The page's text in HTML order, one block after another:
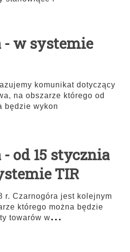
- w systemie
komunikat dotyczący
na obszarze którego od
będzie wykon
- od 15 stycznia
TIR
r. Czarnogóra jest kolejnym
którego można będzie
towarów w...